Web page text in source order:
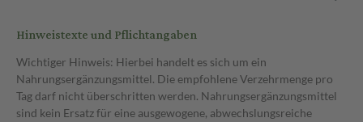
Hinweistexte und Pflichtangaben
Wichtiger Hinweis: Hierbei handelt es sich um ein
Nahrungsergänzungsmittel. Die empfohlene Verzehrmenge pro
Tag darf nicht überschritten werden. Nahrungsergänzungsmittel
sind kein Ersatz für eine ausgewogene, abwechslungsreiche